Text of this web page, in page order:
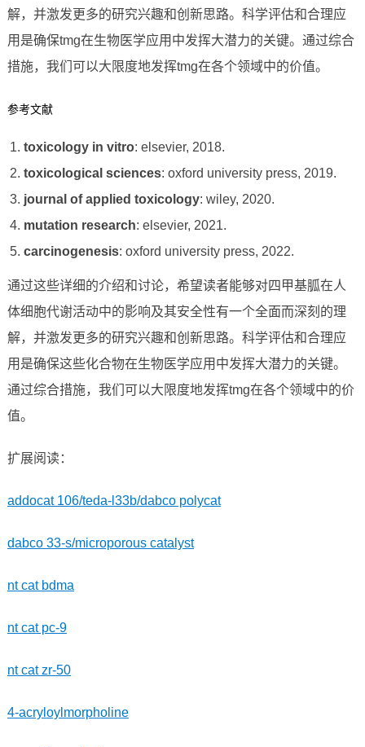
解，并激发更多的研究兴趣和创新思路。科学评估和合理应
用是确保tmg在生物医学应用中发挥大潜力的关键。通过综合
措施，我们可以大限度地发挥tmg在各个领域中的价值。
参考文献
toxicology in vitro: elsevier, 2018.
toxicological sciences: oxford university press, 2019.
journal of applied toxicology: wiley, 2020.
mutation research: elsevier, 2021.
carcinogenesis: oxford university press, 2022.
通过这些详细的介绍和讨论，希望读者能够对四甲基胍在人
体细胞代谢活动中的影响及其安全性有一个全面而深刻的理
解，并激发更多的研究兴趣和创新思路。科学评估和合理应
用是确保这些化合物在生物医学应用中发挥大潜力的关键。
通过综合措施，我们可以大限度地发挥tmg在各个领域中的价
值。
扩展阅读：
addocat 106/teda-l33b/dabco polycat
dabco 33-s/microporous catalyst
nt cat bdma
nt cat pc-9
nt cat zr-50
4-acryloylmorpholine